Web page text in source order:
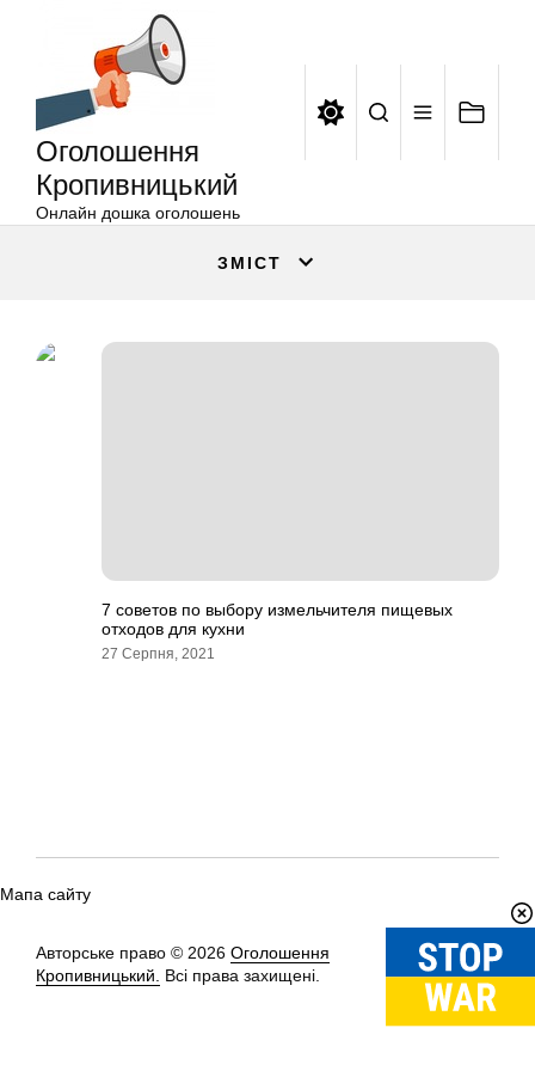
Оголошення
Кропивницький
Онлайн дошка оголошень
ЗМІСТ
7 советов по выбору измельчителя пищевых
отходов для кухни
27 Серпня, 2021
Мапа сайту
Авторське право © 2026 Оголошення
Кропивницький.
Всі права захищені.
Вгору↑